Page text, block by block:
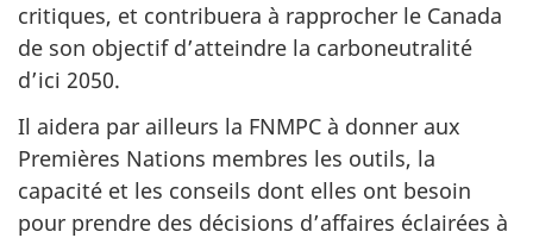
critiques, et contribuera à rapprocher le Canada
de son objectif d’atteindre la carboneutralité
d’ici 2050.
Il aidera par ailleurs la FNMPC à donner aux
Premières Nations membres les outils, la
capacité et les conseils dont elles ont besoin
pour prendre des décisions d’affaires éclairées à